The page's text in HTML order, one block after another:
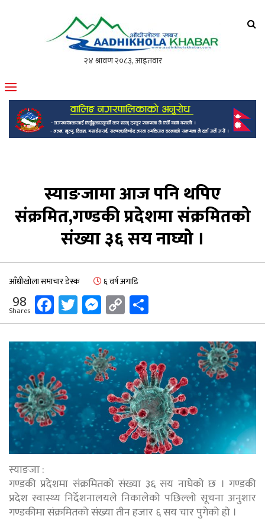
मोफसलकै लोकप्रिय अनलाइन पत्रिका
स्याङजामा आज पनि थपिए
संक्रमित,गण्डकी प्रदेशमा संक्रमितको
संख्या ३६ सय नाघ्यो ।
आँधीखोला समाचार डेस्क ६ वर्ष अगाडि
98
Shares Facebook
Twitter
Messenger
Copy
Link
स्याङजा :
गण्डकी प्रदेशमा संक्रमितको संख्या ३६ सय नाघेको छ । गण्डकी
प्रदेश स्वास्थ्य निर्देशनालयले निकालेको पछिल्लो सूचना अनुशार
गण्डकीमा संक्रमितको संख्या तीन हजार ६ सय चार पुगेको हो ।